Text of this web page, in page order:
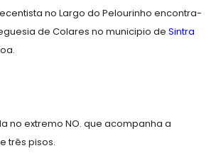
no Largo do Pelourinho encontra-
de Colares no municipio de Sintra
no extremo NO. que acompanha a
três pisos.